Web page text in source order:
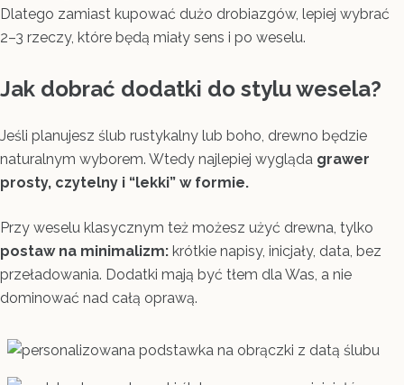
Dlatego zamiast kupować dużo drobiazgów, lepiej wybrać
2–3 rzeczy, które będą miały sens i po weselu.
Jak dobrać dodatki do stylu wesela?
Jeśli planujesz ślub rustykalny lub boho, drewno będzie
naturalnym wyborem. Wtedy najlepiej wygląda grawer
prosty, czytelny i “lekki” w formie.
Przy weselu klasycznym też możesz użyć drewna, tylko
postaw na minimalizm: krótkie napisy, inicjały, data, bez
przeładowania. Dodatki mają być tłem dla Was, a nie
dominować nad całą oprawą.